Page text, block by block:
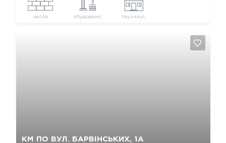
цегла збудовано таунхаус
КМ ПО ВУЛ. БАРВІНСЬКИХ, 1А